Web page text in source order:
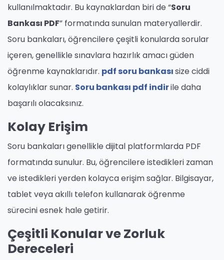
kullanılmaktadır. Bu kaynaklardan biri de “Soru
Bankası PDF” formatında sunulan materyallerdir.
Soru bankaları, öğrencilere çeşitli konularda sorular
içeren, genellikle sınavlara hazırlık amacı güden
öğrenme kaynaklarıdır. pdf soru bankasısize ciddi
kolaylıklar sunar. Soru bankası pdf indirile daha
başarılı olacaksınız.
Kolay Erişim
Soru bankaları genellikle dijital platformlarda PDF
formatında sunulur. Bu, öğrencilere istedikleri zaman
ve istedikleri yerden kolayca erişim sağlar. Bilgisayar,
tablet veya akıllı telefon kullanarak öğrenme
sürecini esnek hale getirir.
Çeşitli Konular ve Zorluk
Dereceleri